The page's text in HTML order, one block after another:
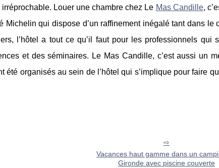
Louer une chambre chez Le Mas Candille,
Michelin qui dispose d’un raffinement inégalé tant dans le
l’hôtel a tout ce qu’il faut pour les professionnels qui
et des séminaires. Le Mas Candille, c’est aussi un
organisés au sein de l’hôtel qui s’implique pour faire
Vacances haut gamme dans un
Gironde avec piscine couverte